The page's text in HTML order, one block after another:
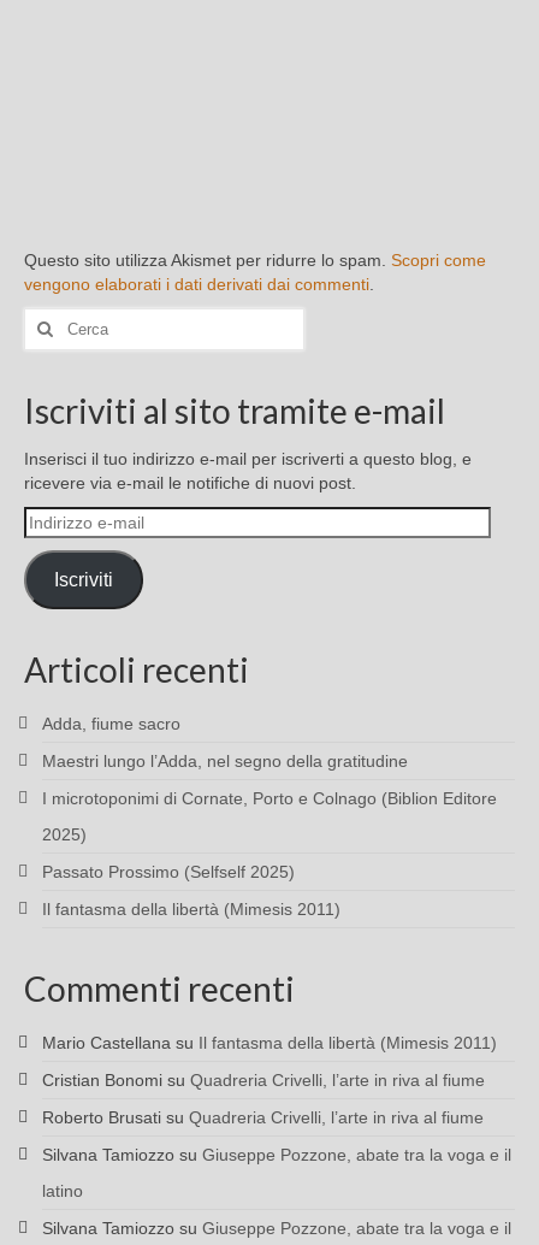
Questo sito utilizza Akismet per ridurre lo spam. Scopri come
vengono elaborati i dati derivati dai commenti
Cerca:
Iscriviti al sito tramite e-mail
Inserisci il tuo indirizzo e-mail per iscriverti a questo blog, e
ricevere via e-mail le notifiche di nuovi post.
Indirizzo
e-
mail
Iscriviti
Articoli recenti
Adda, fiume sacro
Maestri lungo l’Adda, nel segno della gratitudine
I microtoponimi di Cornate, Porto e Colnago (Biblion Editore
2025)
Passato Prossimo (Selfself 2025)
Il fantasma della libertà (Mimesis 2011)
Commenti recenti
Mario Castellana su Il fantasma della libertà (Mimesis 2011)
Cristian Bonomi su Quadreria Crivelli, l’arte in riva al fiume
Roberto Brusati su Quadreria Crivelli, l’arte in riva al fiume
Silvana Tamiozzo su Giuseppe Pozzone, abate tra la voga e il
latino
Silvana Tamiozzo su Giuseppe Pozzone, abate tra la voga e il